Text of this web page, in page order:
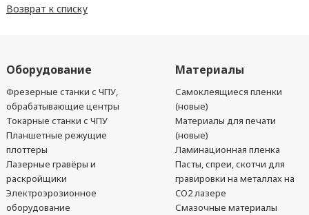
Возврат к списку
Оборудование
Фрезерные станки с ЧПУ,
обрабатывающие центры
Токарные станки с ЧПУ
Планшетные режущие
плоттеры
Лазерные гравёры и
раскройщики
Электроэрозионное
оборудование
Материалы
Самоклеящиеся пленки
(новые)
Материалы для печати
(новые)
Ламинационная пленка
Пасты, спреи, скотчи для
гравировки на металлах на
CO2 лазере
Смазочные материалы